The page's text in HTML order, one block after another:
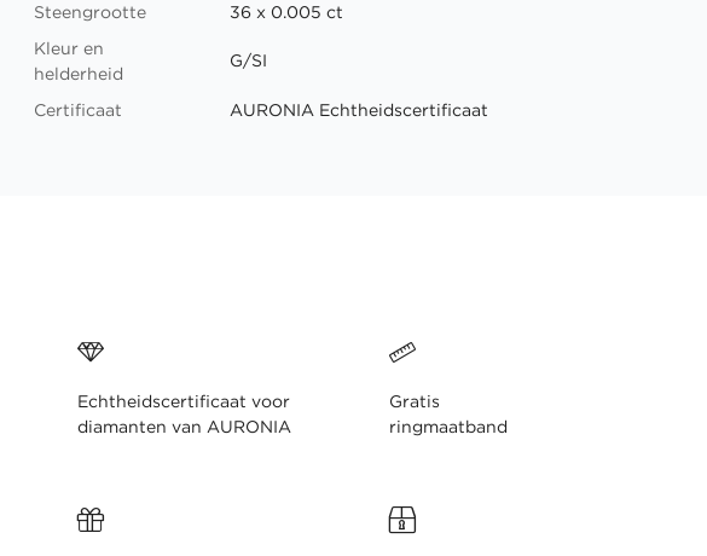
Steengrootte
36 x 0.005 ct
Kleur en
helderheid
G/SI
Certificaat AURONIA Echtheidscertificaat
Echtheidscertificaat voor
diamanten van AURONIA
Gratis
ringmaatband